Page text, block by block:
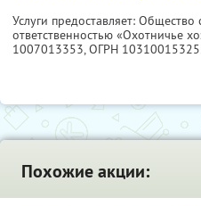
Услуги предоставляет: Общество
ответственностью «Охотничье
1007013353, ОГРН
Похожие акции: